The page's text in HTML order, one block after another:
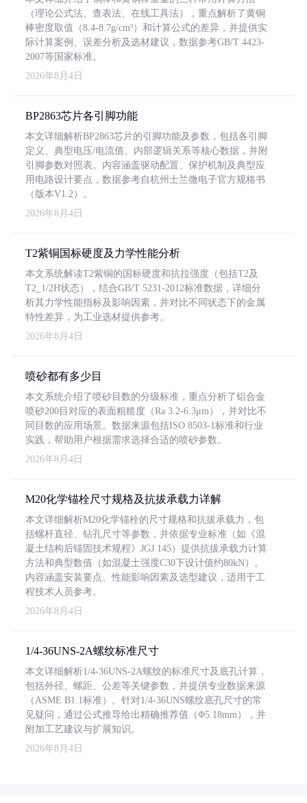
（理论公式法、查表法、在线工具法），重点解析了黄铜
棒密度取值（8.4-8.7g/cm³）和计算公式的差异，并提供实
际计算案例、误差分析及选材建议，数据参考GB/T 4423-
2007等国家标准。
2026年8月4日
BP2863芯片各引脚功能
本文详细解析BP2863芯片的引脚功能及参数，包括各引脚
定义、典型电压/电流值、内部逻辑关系等核心数据，并附
引脚参数对照表。内容涵盖驱动配置、保护机制及典型应
用电路设计要点，数据参考自杭州士兰微电子官方规格书
（版本V1.2）。
2026年8月4日
T2紫铜国标硬度及力学性能分析
本文系统解读T2紫铜的国标硬度和抗拉强度（包括T2及
T2_1/2H状态），结合GB/T 5231-2012标准数据，详细分
析其力学性能指标及影响因素，并对比不同状态下的金属
特性差异，为工业选材提供参考。
2026年8月4日
喷砂都有多少目
本文系统介绍了喷砂目数的分级标准，重点分析了铝合金
喷砂200目对应的表面粗糙度（Ra 3.2-6.3μm），并对比不
同目数的应用场景。数据来源包括ISO 8503-1标准和行业
实践，帮助用户根据需求选择合适的喷砂参数。
2026年8月4日
M20化学锚栓尺寸规格及抗拔承载力详解
本文详细解析M20化学锚栓的尺寸规格和抗拔承载力，包
括螺杆直径、钻孔尺寸等参数，并依据专业标准（如《混
凝土结构后锚固技术规程》JGJ 145）提供抗拔承载力计算
方法和典型数值（如混凝土强度C30下设计值约80kN）。
内容涵盖安装要点、性能影响因素及选型建议，适用于工
程技术人员参考。
2026年8月4日
1/4-36UNS-2A螺纹标准尺寸
本文详细解析1/4-36UNS-2A螺纹的标准尺寸及底孔计算，
包括外径、螺距、公差等关键参数，并提供专业数据来源
（ASME B1.1标准）。针对1/4-36UNS螺纹底孔尺寸的常
见疑问，通过公式推导给出精确推荐值（Φ5.18mm），并
附加工艺建议与扩展知识。
2026年8月4日